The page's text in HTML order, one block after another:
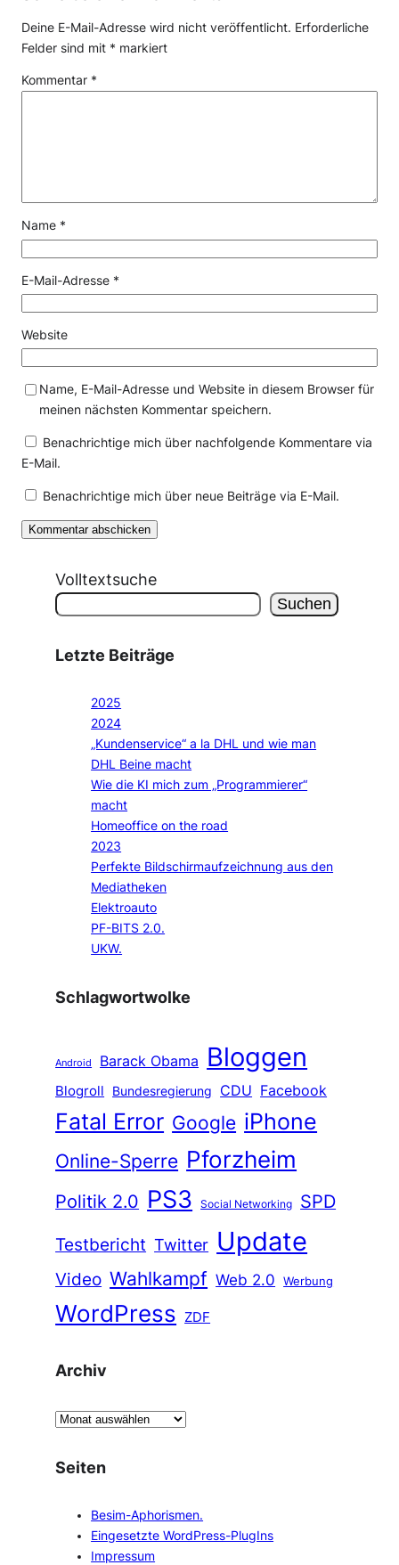
Deine E-Mail-Adresse wird nicht veröffentlicht. Erforderliche
Felder sind mit * markiert
Kommentar *
Name *
E-Mail-Adresse *
Website
Name, E-Mail-Adresse und Website in diesem Browser für
meinen nächsten Kommentar speichern.
Benachrichtige mich über nachfolgende Kommentare via
E-Mail.
Benachrichtige mich über neue Beiträge via E-Mail.
Volltextsuche
Suchen
Letzte Beiträge
2025
2024
„Kundenservice“ a la DHL und wie man
DHL Beine macht
Wie die KI mich zum „Programmierer“
macht
Homeoffice on the road
2023
Perfekte Bildschirmaufzeichnung aus den
Mediatheken
Elektroauto
PF-BITS 2.0.
UKW.
Schlagwortwolke
Android Barack Obama Bloggen
Blogroll Bundesregierung CDU Facebook
Fatal Error Google iPhone
Online-Sperre Pforzheim
Politik 2.0 PS3 Social Networking
SPD
Testbericht Twitter Update
Video Wahlkampf Web 2.0 Werbung
WordPress ZDF
Archiv
A
c
h
Seiten
Besim-Aphorismen.
Eingesetzte WordPress-PlugIns
Impressum